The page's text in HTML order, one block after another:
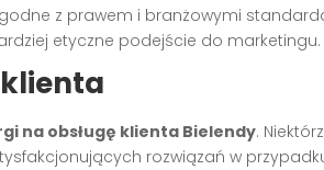
z prawem i branżowymi
etyczne podejście do marketingu.
na obsługę klienta Bielendy.
rozwiązań w